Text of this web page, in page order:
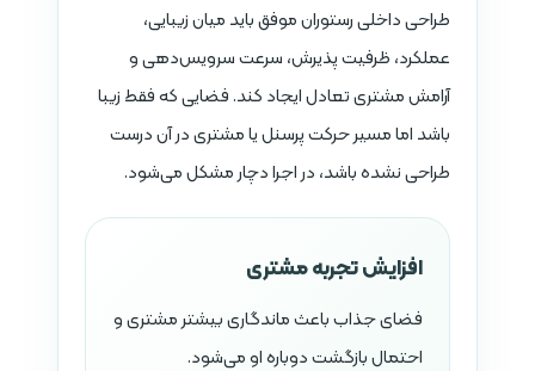
طراحی داخلی رستوران موفق باید میان زیبایی،
عملکرد، ظرفیت پذیرش، سرعت سرویس‌دهی و
آرامش مشتری تعادل ایجاد کند. فضایی که فقط زیبا
باشد اما مسیر حرکت پرسنل یا مشتری در آن درست
طراحی نشده باشد، در اجرا دچار مشکل می‌شود.
افزایش تجربه مشتری
فضای جذاب باعث ماندگاری بیشتر مشتری و
احتمال بازگشت دوباره او می‌شود.